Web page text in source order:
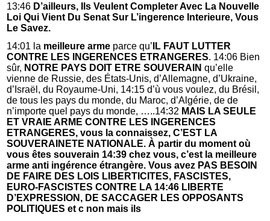
13:46 D’ailleurs, Ils Veulent Completer Avec La Nouvelle
Loi Qui Vient Du Senat Sur L’ingerence Interieure, Vous
Le Savez.
14:01 la meilleure arme parce qu’ IL FAUT LUTTER
CONTRE LES INGERENCES ETRANGERES. 14:06 Bien
sûr, NOTRE PAYS DOIT ETRE SOUVERAIN qu’elle
vienne de Russie, des États-Unis, d’Allemagne, d’Ukraine,
d’Israël, du Royaume-Uni, 14:15 d’ù vous voulez, du Brésil,
de tous les pays du monde, du Maroc, d’Algérie, de de
n’importe quel pays du monde, …..14:32 MAIS LA SEULE
ET VRAIE ARME CONTRE LES INGERENCES
ETRANGERES, vous la connaissez, C’EST LA
SOUVERAINETE NATIONALE. À partir du moment où
vous êtes souverain 14:39 chez vous, c’est la meilleure
arme anti ingérence étrangère. Vous avez PAS BESOIN
DE FAIRE DES LOIS LIBERTICITES, FASCISTES,
EURO-FASCISTES CONTRE LA 14:46 LIBERTE
D’EXPRESSION, DE SACCAGER LES OPPOSANTS
POLITIQUES et c non mais ils